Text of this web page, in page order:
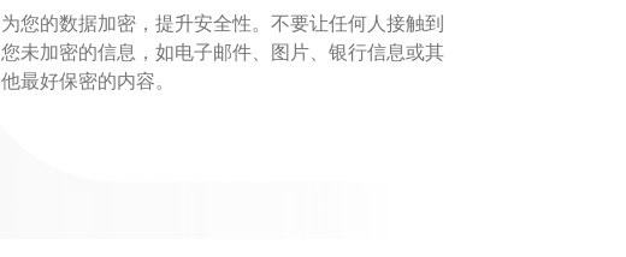
为您的数据加密，提升安全性。不要让任何人接触到
您未加密的信息，如电子邮件、图片、银行信息或其
他最好保密的内容。